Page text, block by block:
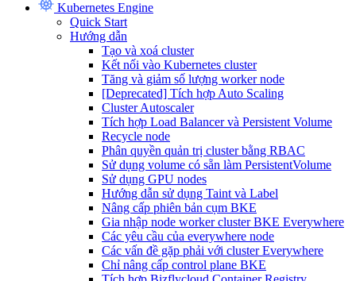
Kubernetes Engine
Quick Start
Hướng dẫn
Tạo và xoá cluster
Kết nối vào Kubernetes cluster
Tăng và giảm số lượng worker node
[Deprecated] Tích hợp Auto Scaling
Cluster Autoscaler
Tích hợp Load Balancer và Persistent Volume
Recycle node
Phân quyền quản trị cluster bằng RBAC
Sử dụng volume có sẵn làm PersistentVolume
Sử dụng GPU nodes
Hướng dẫn sử dụng Taint và Label
Nâng cấp phiên bản cụm BKE
Gia nhập node worker cluster BKE Everywhere
Các yêu cầu của everywhere node
Các vấn đề gặp phải với cluster Everywhere
Chỉ nâng cấp control plane BKE